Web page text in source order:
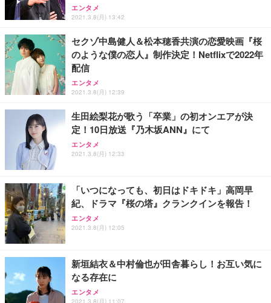
エンタメ
2021.3.8(月) 13:42
セクゾ中島健人＆松本穂香共演の恋愛映画『桜
のような僕の恋人』制作決定！Netflixで2022年
配信
エンタメ
2021.3.8(月) 12:39
生田絵梨花が歌う「卒業」の初オンエアが決
定！10日放送『乃木坂ANN』にて
エンタメ
2021.3.8(月) 12:33
「いつになっても、初日はドキドキ」高岡早
紀、ドラマ『桜の塔』クランクインを報告！
エンタメ
2021.3.8(月) 12:05
新垣結衣＆中村倫也が田舎暮らし！お互い気に
なる存在に
エンタメ
2021.3.8(月) 11:07